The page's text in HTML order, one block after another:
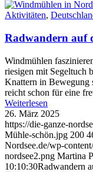
Aktivitäten,
Radwandern auf
Windmühlen
riesigen mit Segeltuch
Knattern in Bewegung
reicht schon für eine
Weiterlesen
26. März 2025
https://die-ganze-
Mühle-schön.jpg 200
Nordsee.de/wp-
nordsee2.png Martina
10:10:30Radwandern